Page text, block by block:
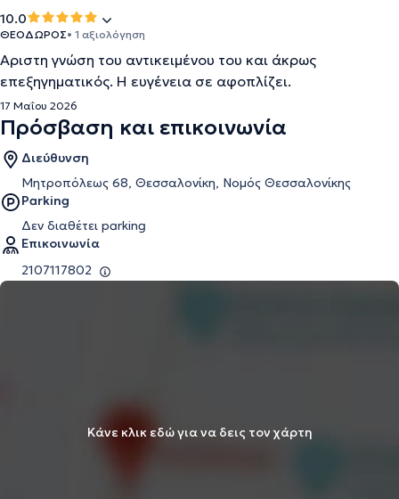
10.0
ΘΕΟΔΩΡΟΣ• 1 αξιολόγηση
Αριστη γνώση του αντικειμένου του και άκρως
επεξηγηματικός. Η ευγένεια σε αφοπλίζει.
17 Μαΐου 2026
Πρόσβαση και επικοινωνία
Διεύθυνση
Μητροπόλεως 68, Θεσσαλονίκη, Νομός Θεσσαλονίκης
Parking
Δεν διαθέτει parking
Επικοινωνία
2107117802
Κάνε κλικ εδώ για να δεις τον χάρτη